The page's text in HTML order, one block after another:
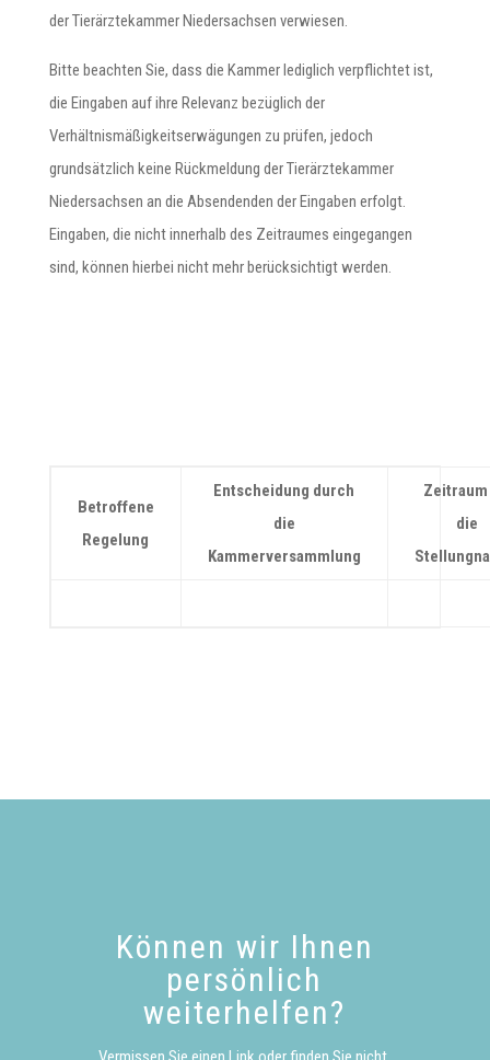
der Tierärztekammer Niedersachsen verwiesen.
Bitte beachten Sie, dass die Kammer lediglich verpflichtet ist,
die Eingaben auf ihre Relevanz bezüglich der
Verhältnismäßigkeitserwägungen zu prüfen, jedoch
grundsätzlich keine Rückmeldung der Tierärztekammer
Niedersachsen an die Absendenden der Eingaben erfolgt.
Eingaben, die nicht innerhalb des Zeitraumes eingegangen
sind, können hierbei nicht mehr berücksichtigt werden.
Betroffene
Regelung
Entscheidung durch
die
Kammerversammlung
die
Können wir Ihnen
persönlich
weiterhelfen?